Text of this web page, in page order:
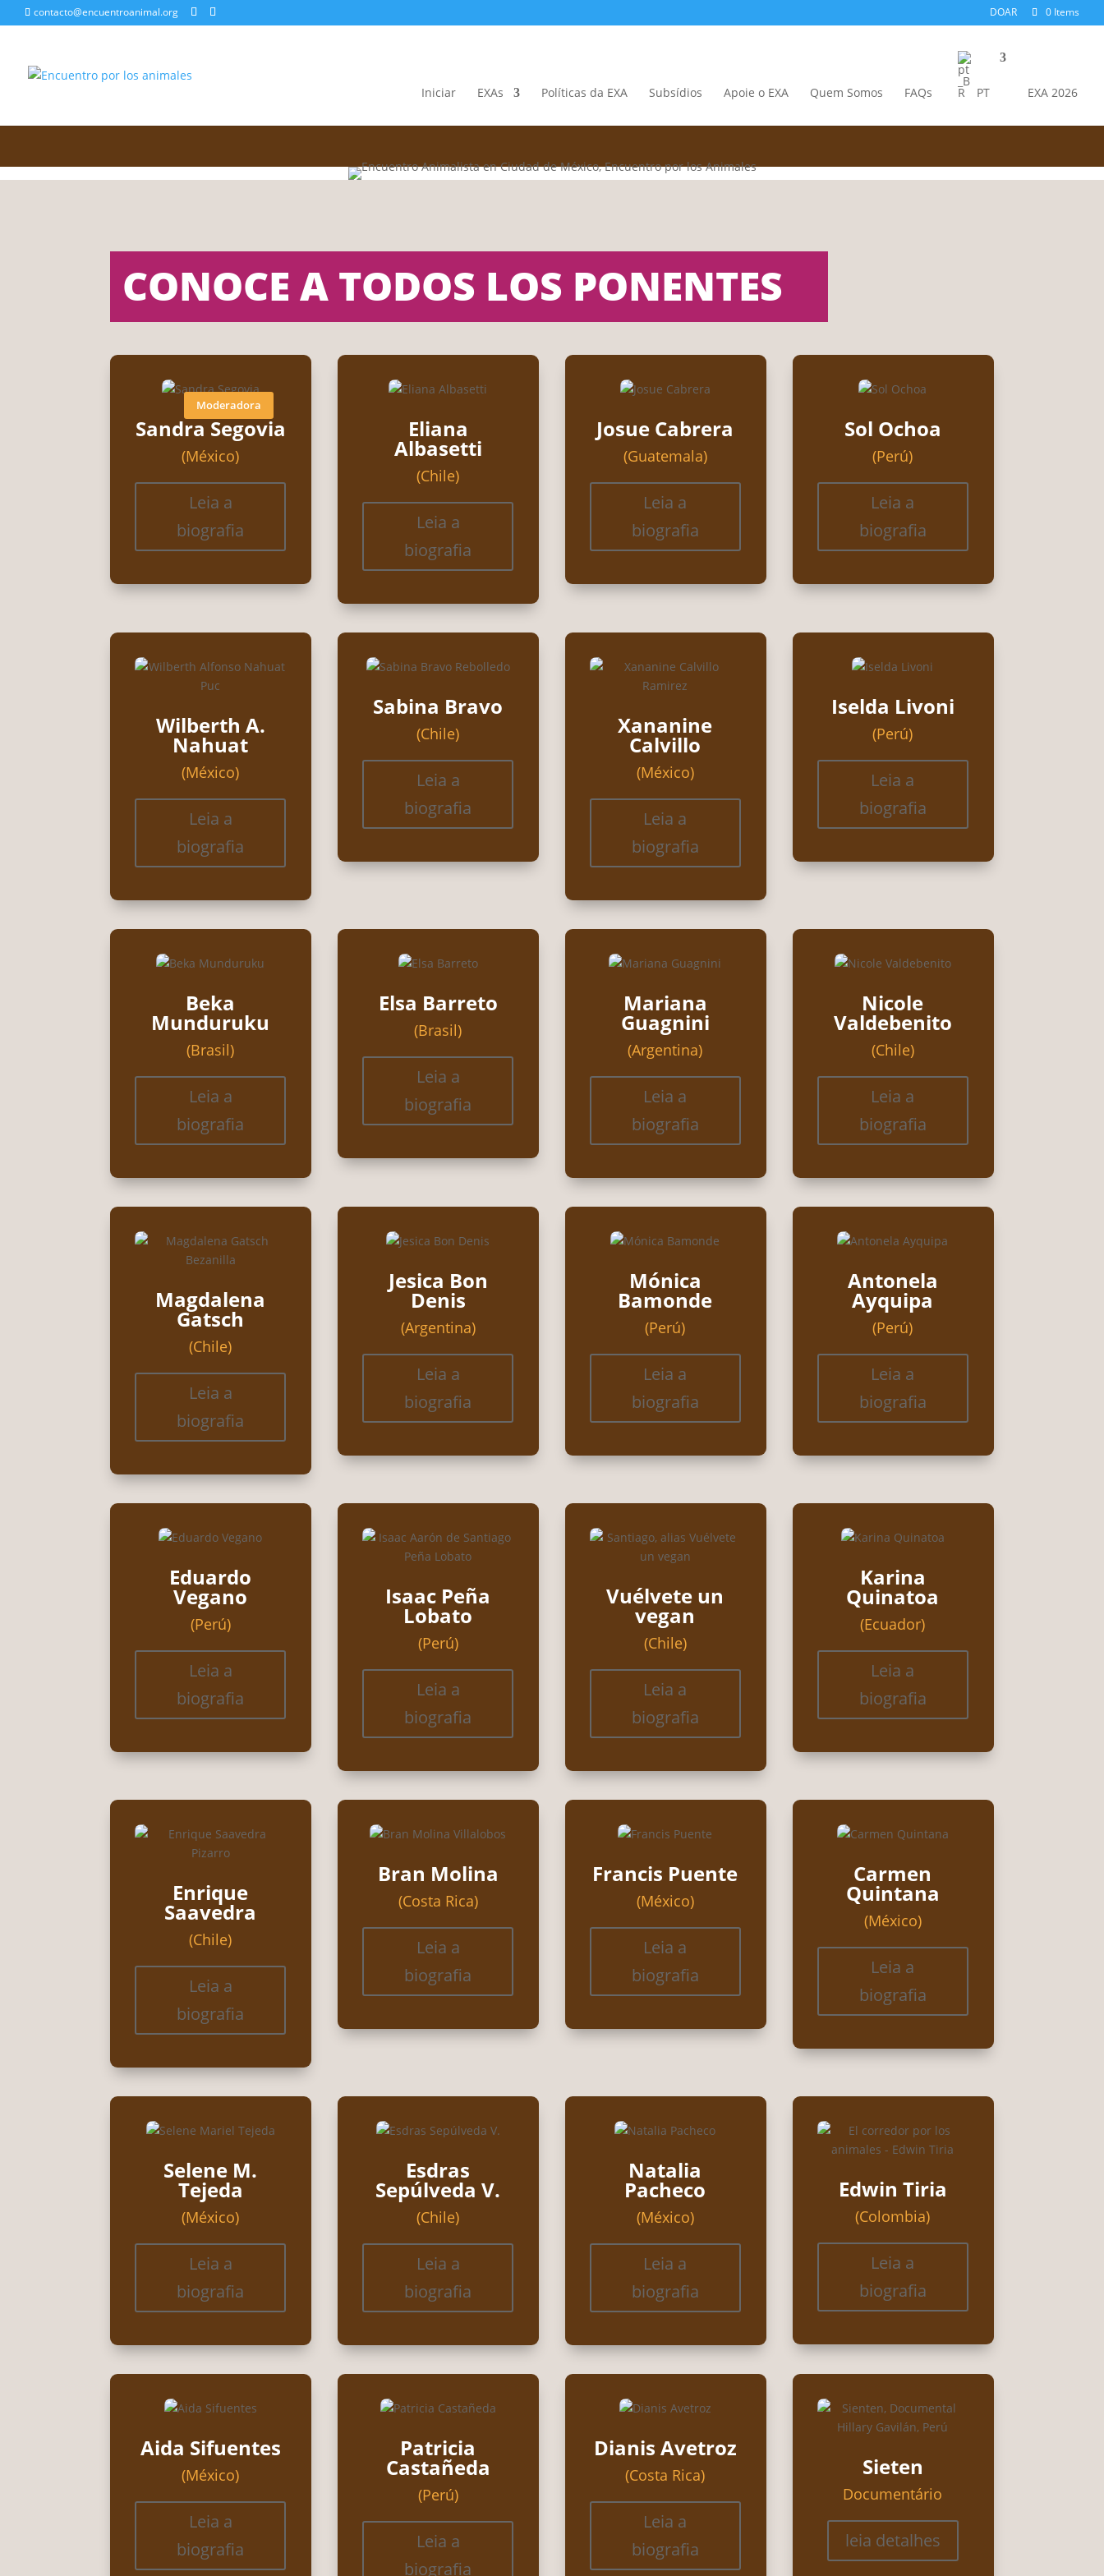
contacto@encuentroanimal.org DOAR 0 Items
Iniciar EXAs Políticas da EXA Subsídios Apoie o EXA Quem Somos FAQs PT EXA 2026
CONOCE A TODOS LOS PONENTES
Moderadora
Sandra Segovia
(México)
Leia a
biografia
Eliana
Albasetti
(Chile)
Leia a
biografia
Josue Cabrera
(Guatemala)
Leia a
biografia
Sol Ochoa
(Perú)
Leia a
biografia
Wilberth A.
Nahuat
(México)
Leia a
biografia
Sabina Bravo
(Chile)
Leia a
biografia
Xananine
Calvillo
(México)
Leia a
biografia
Iselda Livoni
(Perú)
Leia a
biografia
Beka
Munduruku
(Brasil)
Leia a
biografia
Elsa Barreto
(Brasil)
Leia a
biografia
Mariana
Guagnini
(Argentina)
Leia a
biografia
Nicole
Valdebenito
(Chile)
Leia a
biografia
Magdalena
Gatsch
(Chile)
Leia a
biografia
Jesica Bon
Denis
(Argentina)
Leia a
biografia
Mónica
Bamonde
(Perú)
Leia a
biografia
Antonela
Ayquipa
(Perú)
Leia a
biografia
Eduardo
Vegano
(Perú)
Leia a
biografia
Isaac Peña
Lobato
(Perú)
Leia a
biografia
Vuélvete un
vegan
(Chile)
Leia a
biografia
Karina
Quinatoa
(Ecuador)
Leia a
biografia
Enrique
Saavedra
(Chile)
Leia a
biografia
Bran Molina
(Costa Rica)
Leia a
biografia
Francis Puente
(México)
Leia a
biografia
Carmen
Quintana
(México)
Leia a
biografia
Selene M.
Tejeda
(México)
Leia a
biografia
Esdras
Sepúlveda V.
(Chile)
Leia a
biografia
Natalia
Pacheco
(México)
Leia a
biografia
Edwin Tiria
(Colombia)
Leia a
biografia
Aida Sifuentes
(México)
Leia a
biografia
Patricia
Castañeda
(Perú)
Leia a
biografia
Dianis Avetroz
(Costa Rica)
Leia a
biografia
Sieten
Documentário
leia detalhes